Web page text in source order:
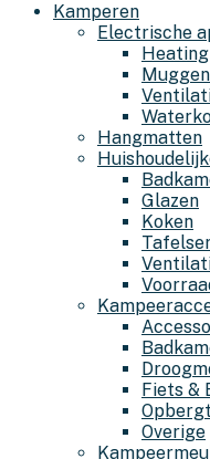
Kamperen
Electrische
Heating
Hangmatten
Glazen
Koken
Fiets &
Overige